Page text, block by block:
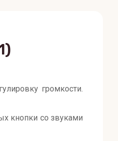
громкости.
кнопки со звуками